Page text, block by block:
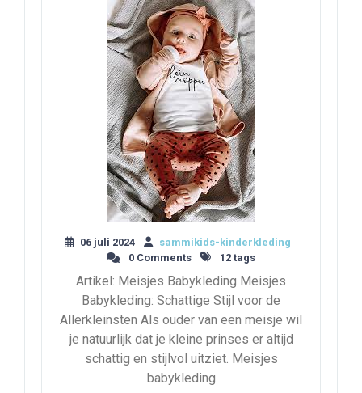
06 juli 2024
sammikids-kinderkleding
0 Comments
12 tags
Artikel: Meisjes Babykleding Meisjes
Babykleding: Schattige Stijl voor de
Allerkleinsten Als ouder van een meisje wil
je natuurlijk dat je kleine prinses er altijd
schattig en stijlvol uitziet. Meisjes
babykleding